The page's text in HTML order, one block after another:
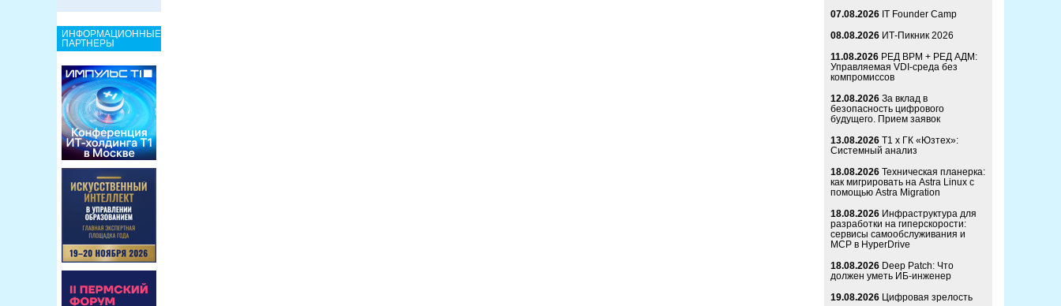
ИНФОРМАЦИОННЫЕ
ПАРТНЕРЫ
07.08.2026 IT Founder Camp
08.08.2026 ИТ-Пикник 2026
11.08.2026 РЕД ВРМ + РЕД АДМ:
Управляемая VDI-среда без
компромиссов
12.08.2026 За вклад в
безопасность цифрового
будущего. Прием заявок
13.08.2026 Т1 x ГК «Юзтех»:
Системный анализ
18.08.2026 Техническая планерка:
как мигрировать на Astra Linux с
помощью Astra Migration
18.08.2026 Инфраструктура для
разработки на гиперскорости:
сервисы самообслуживания и
MCP в HyperDrive
18.08.2026 Deep Patch: Что
должен уметь ИБ-инженер
19.08.2026 Цифровая зрелость